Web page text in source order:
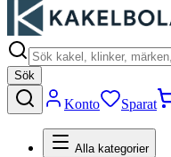
Sök
Konto Sparat
Alla kategorier